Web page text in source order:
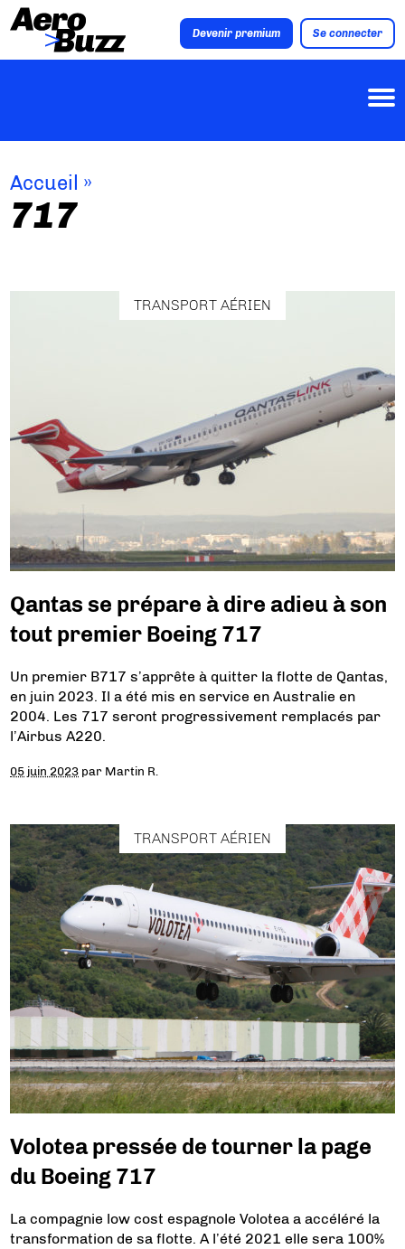
Devenir premium Se connecter
Accueil »
717
TRANSPORT AÉRIEN
Qantas se prépare à dire adieu à son
tout premier Boeing 717
Un premier B717 s’apprête à quitter la flotte de Qantas,
en juin 2023. Il a été mis en service en Australie en
2004. Les 717 seront progressivement remplacés par
l’Airbus A220.
05 juin 2023 par Martin R.
TRANSPORT AÉRIEN
Volotea pressée de tourner la page
du Boeing 717
La compagnie low cost espagnole Volotea a accéléré la
transformation de sa flotte. A l’été 2021 elle sera 100%